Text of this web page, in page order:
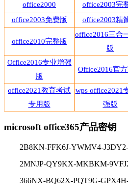
office2000
office2003完
office2003免费版
office2003精
office2010完整版
office2016三合
版
Office2016专业增强
版
Office2016官
office2021教育考试
专用版
wps office2021
强版
microsoft office365产品密钥
2B8KN-FFK6J-YWMV4-J3DY2-
2MNJP-QY9KX-MKBKM-
366NX-BQ62X-PQT9G-